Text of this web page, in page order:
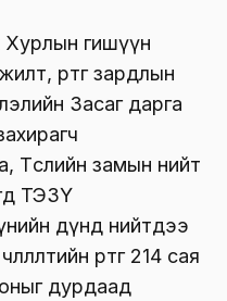
Хурлын гишүүн
өртөг зардлын
Засаг дарга
Төслийн замын нийт
ТЭЗҮ
дүнд нийтдээ
өртөг 214 сая
дурдаад